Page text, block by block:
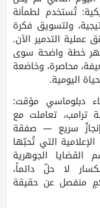
تُستخدم لطمأنة
ولتسويق فكرة
عملية التدمير الآن.
خطة واضحة سوى
محاصرة، وخاضعة
اليومية.
دبلوماسي مؤقت:
ترامب، تعاملت مع
سريع — صفقة
التي تُحبّها
القضايا الجوهرية
لا حلّ دائماً،
منفصل عن حقيقة